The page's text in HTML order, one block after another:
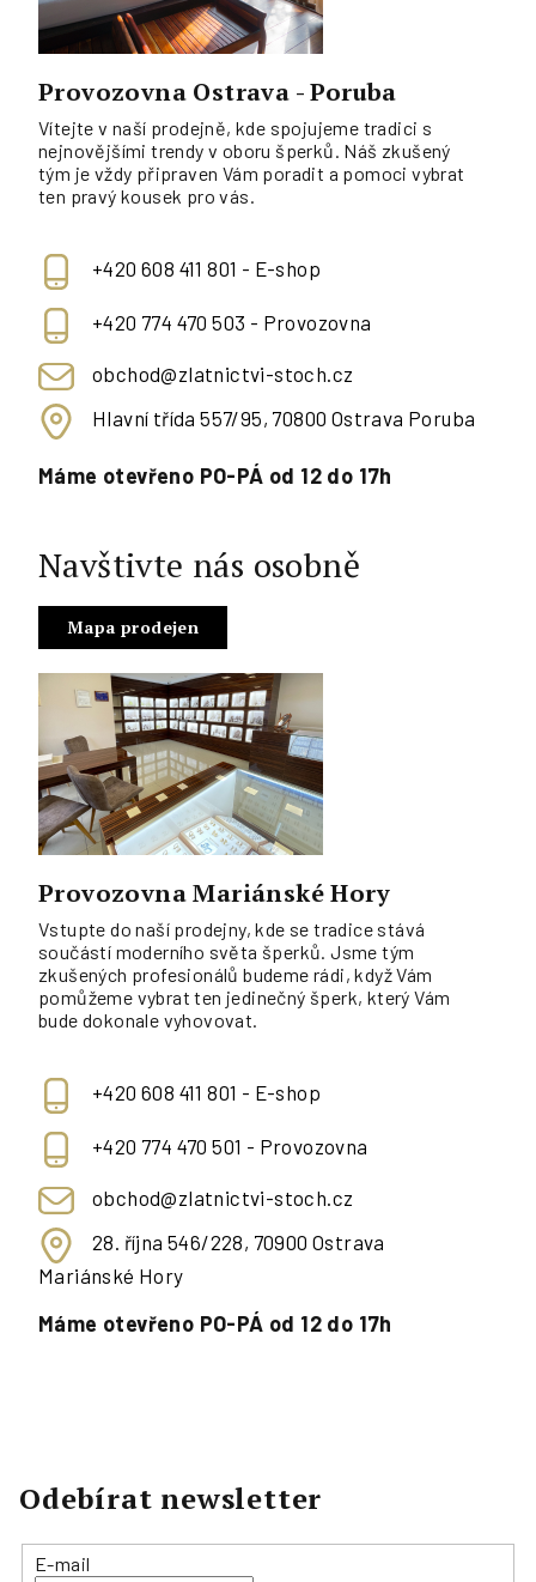
Provozovna Ostrava - Poruba
Vítejte v naší prodejně, kde spojujeme tradici s
nejnovějšími trendy v oboru šperků. Náš zkušený
tým je vždy připraven Vám poradit a pomoci vybrat
ten pravý kousek pro vás.
+420 608 411 801 - E-shop
+420 774 470 503 - Provozovna
obchod@zlatnictvi-stoch.cz
Hlavní třída 557/95, 70800 Ostrava Poruba
Máme otevřeno PO-PÁ od 12 do 17h
Navštivte nás osobně
Mapa prodejen
Provozovna Mariánské Hory
Vstupte do naší prodejny, kde se tradice stává
součástí moderního světa šperků. Jsme tým
zkušených profesionálů budeme rádi, když Vám
pomůžeme vybrat ten jedinečný šperk, který Vám
bude dokonale vyhovovat.
+420 608 411 801 - E-shop
+420 774 470 501 - Provozovna
obchod@zlatnictvi-stoch.cz
28. října 546/228, 70900 Ostrava
Mariánské Hory
Máme otevřeno PO-PÁ od 12 do 17h
Odebírat newsletter
E-mail